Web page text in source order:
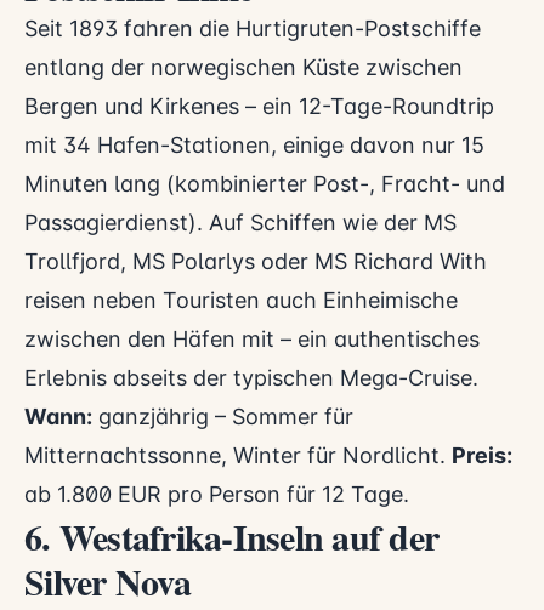
Seit 1893 fahren die Hurtigruten-Postschiffe
entlang der norwegischen Küste zwischen
Bergen und Kirkenes – ein 12-Tage-Roundtrip
mit 34 Hafen-Stationen, einige davon nur 15
Minuten lang (kombinierter Post-, Fracht- und
Passagierdienst). Auf Schiffen wie der MS
Trollfjord, MS Polarlys oder MS Richard With
reisen neben Touristen auch Einheimische
zwischen den Häfen mit – ein authentisches
Erlebnis abseits der typischen Mega-Cruise.
Wann: ganzjährig – Sommer für
Mitternachtssonne, Winter für Nordlicht. Preis:
ab 1.800 EUR pro Person für 12 Tage.
6. Westafrika-Inseln auf der
Silver Nova